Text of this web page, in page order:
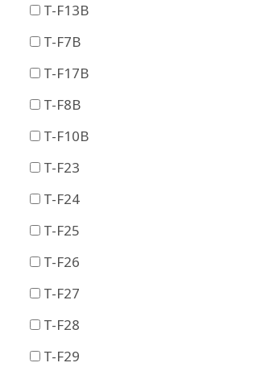
T-F13B
T-F7B
T-F17B
T-F8B
T-F10B
T-F23
T-F24
T-F25
T-F26
T-F27
T-F28
T-F29